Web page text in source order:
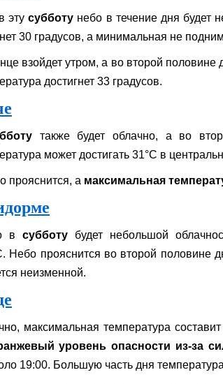
в этусубботу небо в течение дня будет
30 градусов, а минимальная не
взойдет утром, а во второй половине
достигнет 33 градусов.
также будет облачно, а во
может достигать 31°C в
прояснится, а максимальная
в субботу будет небольшой
Небо прояснится во второй половине
неизменной.
максимальная температура
уровень опасности из-за
19:00. Большую часть дня